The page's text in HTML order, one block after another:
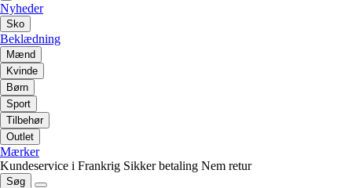
Nyheder
Sko
Beklædning
Mænd
Kvinde
Børn
Sport
Tilbehør
Outlet
Mærker
Kundeservice i Frankrig Sikker betaling Nem retur
Søg